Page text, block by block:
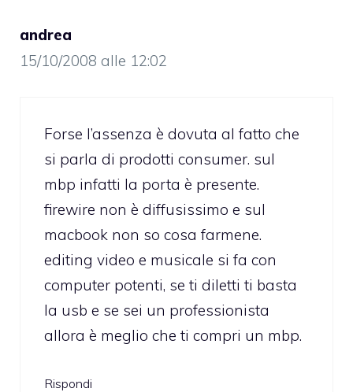
andrea
15/10/2008 alle 12:02
Forse l’assenza è dovuta al fatto che
si parla di prodotti consumer. sul
mbp infatti la porta è presente.
firewire non è diffusissimo e sul
macbook non so cosa farmene.
editing video e musicale si fa con
computer potenti, se ti diletti ti basta
la usb e se sei un professionista
allora è meglio che ti compri un mbp.
Rispondi